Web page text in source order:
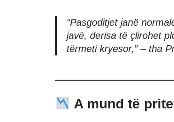
“Pasgoditjet janë
javë, derisa të çlirohet
tërmeti kryesor,” – tha
A mund të